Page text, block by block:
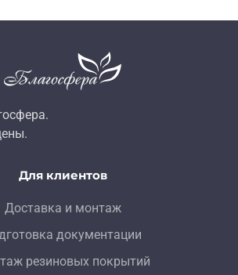
Для клиентов
Доставка и монтаж
документации
резиновых покрытий